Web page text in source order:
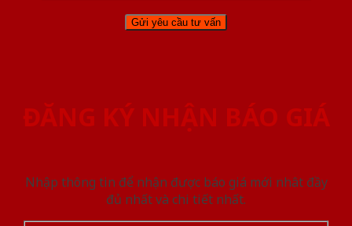
ĐĂNG KÝ NHẬN BÁO GIÁ
Nhập thông tin để nhận được báo giá mới nhât đầy
đủ nhất và chi tiết nhất.